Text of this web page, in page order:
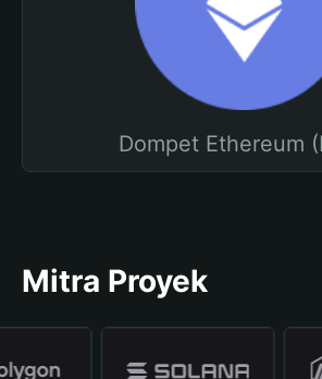
Dompet Ethereum
Mitra Proyek